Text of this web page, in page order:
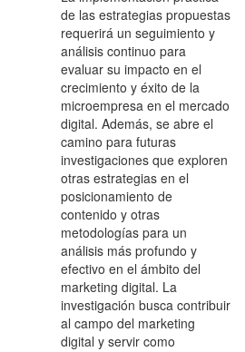
de las estrategias propuestas
requerirá un seguimiento y
análisis continuo para
evaluar su impacto en el
crecimiento y éxito de la
microempresa en el mercado
digital. Además, se abre el
camino para futuras
investigaciones que exploren
otras estrategias en el
posicionamiento de
contenido y otras
metodologías para un
análisis más profundo y
efectivo en el ámbito del
marketing digital. La
investigación busca contribuir
al campo del marketing
digital y servir como